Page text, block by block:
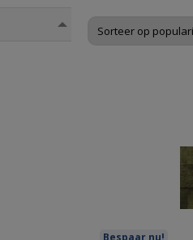
Bespaar nu!